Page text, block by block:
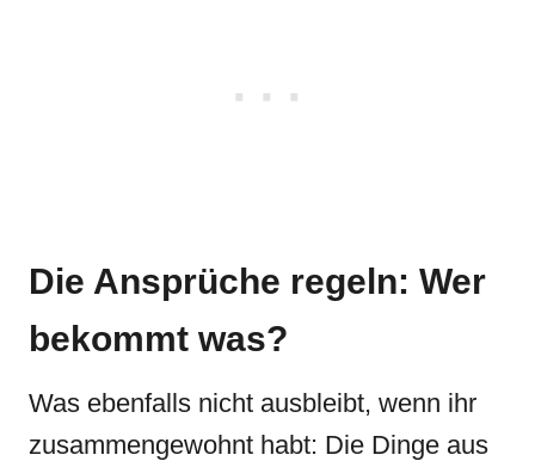
Die Ansprüche regeln: Wer
bekommt was?
Was ebenfalls nicht ausbleibt, wenn ihr
zusammengewohnt habt: Die Dinge aus